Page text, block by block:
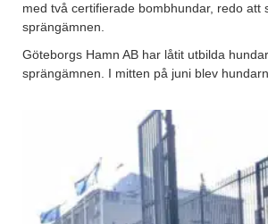
med två certifierade bombhundar, redo att
sprängämnen.
Göteborgs Hamn AB har låtit utbilda
sprängämnen. I mitten på juni blev